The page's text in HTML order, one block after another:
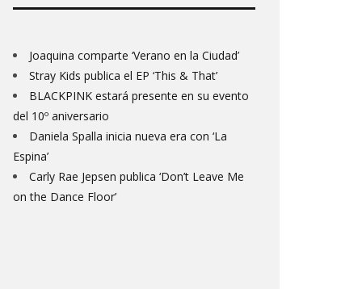
Joaquina comparte ‘Verano en la Ciudad’
Stray Kids publica el EP ‘This & That’
BLACKPINK estará presente en su evento
del 10º aniversario
Daniela Spalla inicia nueva era con ‘La
Espina’
Carly Rae Jepsen publica ‘Don’t Leave Me
on the Dance Floor’